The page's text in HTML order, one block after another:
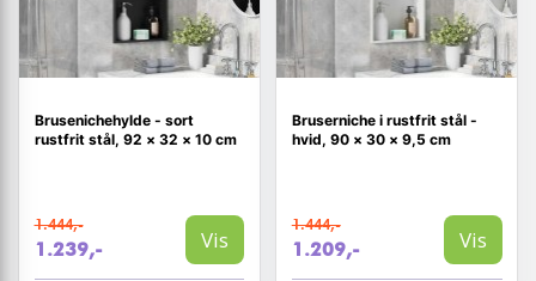
Brusenichehylde - sort
rustfrit stål, 92 × 32 × 10 cm
1.444,-
1.239,- Vis
Bruserniche i rustfrit stål -
hvid, 90 × 30 × 9,5 cm
1.444,-
1.209,- Vis